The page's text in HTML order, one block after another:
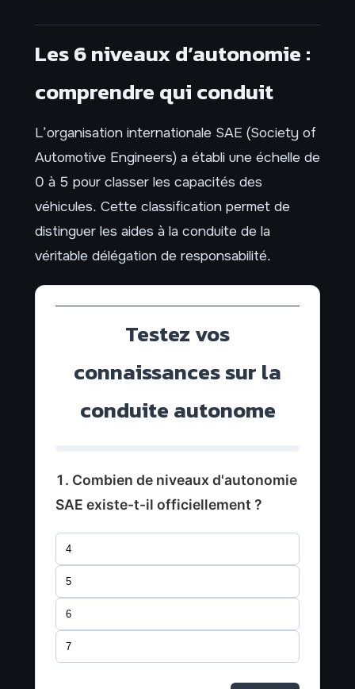
Les 6 niveaux d’autonomie :
comprendre qui conduit
L’organisation internationale SAE (Society of
Automotive Engineers) a établi une échelle de
0 à 5 pour classer les capacités des
véhicules. Cette classification permet de
distinguer les aides à la conduite de la
véritable délégation de responsabilité.
Testez vos
connaissances sur la
conduite autonome
1. Combien de niveaux d'autonomie
SAE existe-t-il officiellement ?
4
5
6
7